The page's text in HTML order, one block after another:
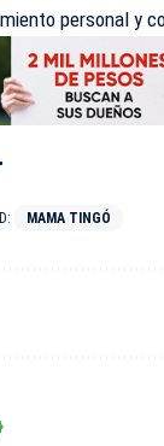
personal y
MAMA TINGÓ